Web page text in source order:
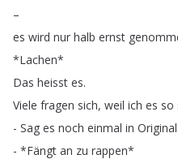
–
es wird nur halb ernst
*Lachen*
Das heisst es.
Viele fragen sich, weil ich es so
- Sag es noch einmal in
- *Fängt an zu rappen*